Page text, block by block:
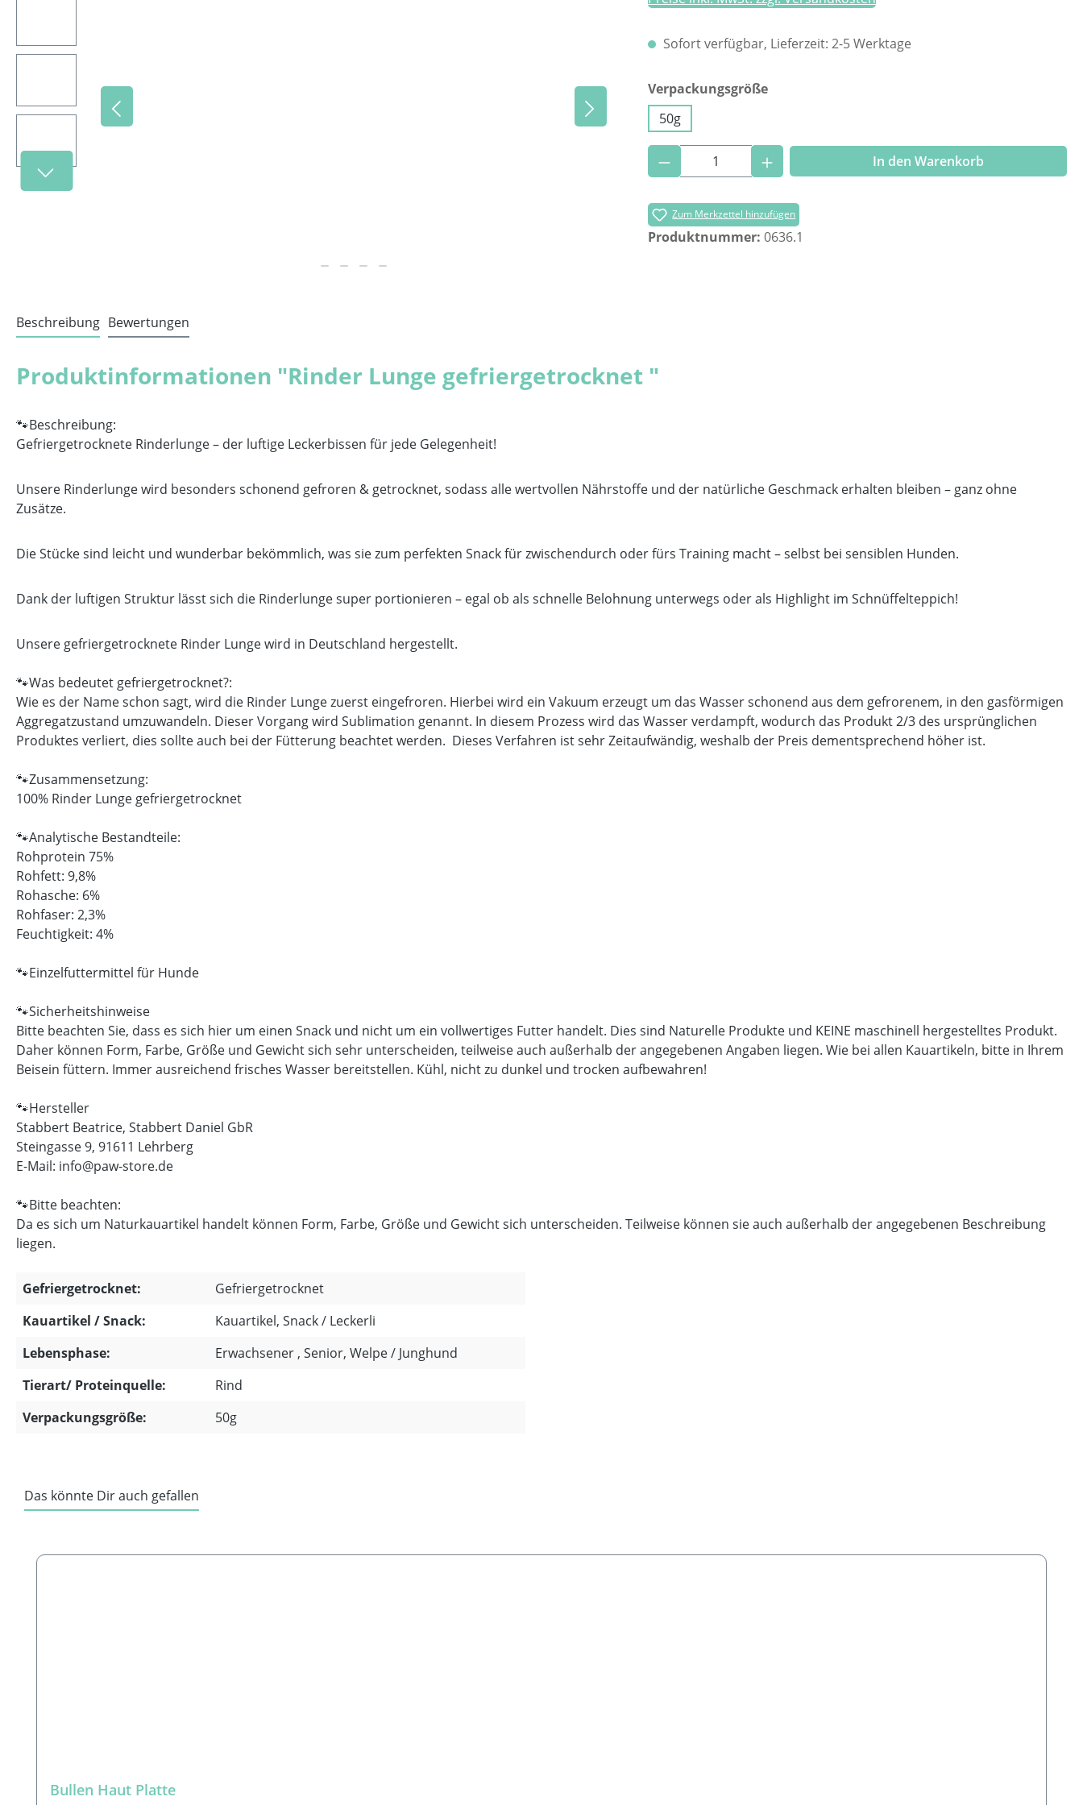
Sofort verfügbar, Lieferzeit: 2-5 Werktage
Verpackungsgrößeauswählen
50g
Produkt Anzahl: Gib den gewünschten Wert
In den Warenkorb
Zum Merkzettel hinzufügen
Produktnummer: 0636.1
Beschreibung Bewertungen
Produktinformationen "Rinder Lunge gefriergetrocknet "
🐾Beschreibung:
Gefriergetrocknete Rinderlunge – der luftige Leckerbissen für jede Gelegenheit!
Unsere Rinderlunge wird besonders schonend gefroren & getrocknet, sodass alle wertvollen Nährstoffe und der natürliche Geschmack erhalten bleiben – ganz ohne
Zusätze.
Die Stücke sind leicht und wunderbar bekömmlich, was sie zum perfekten Snack für zwischendurch oder fürs Training macht – selbst bei sensiblen Hunden.
Dank der luftigen Struktur lässt sich die Rinderlunge super portionieren – egal ob als schnelle Belohnung unterwegs oder als Highlight im Schnüffelteppich!
Unsere gefriergetrocknete Rinder Lunge wird in Deutschland hergestellt.
🐾Was bedeutet gefriergetrocknet?:
Wie es der Name schon sagt, wird die Rinder Lunge zuerst eingefroren. Hierbei wird ein Vakuum erzeugt um das Wasser schonend aus dem gefrorenem, in den gasförmigen
Aggregatzustand umzuwandeln. Dieser Vorgang wird Sublimation genannt. In diesem Prozess wird das Wasser verdampft, wodurch das Produkt 2/3 des ursprünglichen
Produktes verliert, dies sollte auch bei der Fütterung beachtet werden. Dieses Verfahren ist sehr Zeitaufwändig, weshalb der Preis dementsprechend höher ist.
🐾Zusammensetzung:
100% Rinder Lunge gefriergetrocknet
🐾Analytische Bestandteile:
Rohprotein 75%
Rohfett: 9,8%
Rohasche: 6%
Rohfaser: 2,3%
Feuchtigkeit: 4%
🐾Einzelfuttermittel für Hunde
🐾Sicherheitshinweise
Bitte beachten Sie, dass es sich hier um einen Snack und nicht um ein vollwertiges Futter handelt. Dies sind Naturelle Produkte und KEINE maschinell hergestelltes Produkt.
Daher können Form, Farbe, Größe und Gewicht sich sehr unterscheiden, teilweise auch außerhalb der angegebenen Angaben liegen. Wie bei allen Kauartikeln, bitte in Ihrem
Beisein füttern. Immer ausreichend frisches Wasser bereitstellen. Kühl, nicht zu dunkel und trocken aufbewahren!
🐾Hersteller
Stabbert Beatrice, Stabbert Daniel GbR
Steingasse 9, 91611 Lehrberg
E-Mail: info@paw-store.de
🐾Bitte beachten:
Da es sich um Naturkauartikel handelt können Form, Farbe, Größe und Gewicht sich unterscheiden. Teilweise können sie auch außerhalb der angegebenen Beschreibung
liegen.
Gefriergetrocknet:
Gefriergetrocknet
Kauartikel / Snack:
Kauartikel, Snack / Leckerli
Lebensphase:
Erwachsener , Senior, Welpe / Junghund
Tierart/ Proteinquelle:
Rind
Verpackungsgröße:
50g
Das könnte Dir auch gefallen
Bullen Haut Platte